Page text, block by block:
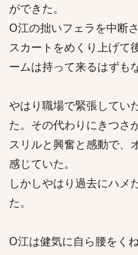
ができた。
O江の拙いフェラを中断
スカートをめくり上げて
ームは持って来るはずも
やはり職場で緊張してい
た。その代わりにきつさ
スリルと興奮と感動で、
感じていた。
しかしやはり過去にハ
た。
O江は健気に自ら腰をく